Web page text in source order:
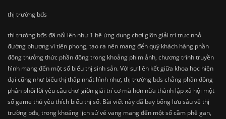
thị trường bđs
thị trường bđs đã nổi lên như 1 hệ ứng dụng chơi giỡn giải trí trực nhỏ
đường phương vì tiên phong, tạo ra nên mang đến quý khách hàng phần
đông thưởng thức phần đông trong khoảng phim ảnh, chương trình truyền
hình mang đến một số biểu thị sinh sản. Với sự liên kết giữa khoa học hiện
đại cũng như biểu thị thấp nhất hình như, thị trường bđs chẳng phần đông
phân phối lời yêu cầu chơi giỡn giải trí cơ mà hơn nữa thành lập xã hội một
số game thủ yêu thích biểu thị số. Bài viết này đã bay bổng lưu sâu về thị
trường bđs, trong khoảng lịch sử vẻ vang mang đến một số cầm phệ gan,